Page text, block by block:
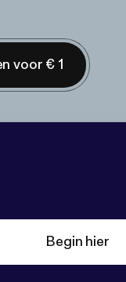
voor € 1
Begin hier